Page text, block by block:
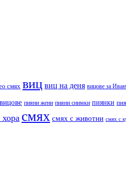
смях виц виц на деня вицове за
пияни жени пияни снимки пиянки
смях смях с животни смях с